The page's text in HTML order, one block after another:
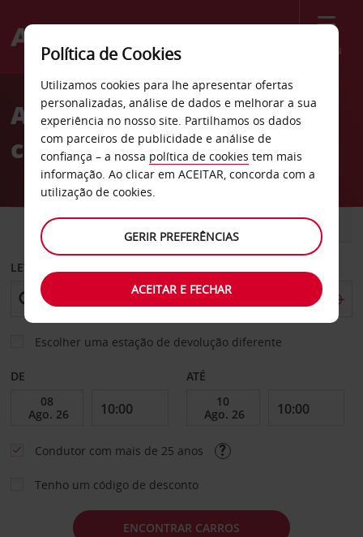
Menu
Welcome
AvisAluguer de
carros Quakenbrueck
CARRO COMERCIAIS
LEVANTAR EM
Escolher uma estação de devolução diferente
DE ATÉ
Condutor com mais de 25 anos
Tenho um código de desconto
ENCONTRAR CARROS
Política de Cookies
Utilizamos cookies para lhe apresentar ofertas
personalizadas, análise de dados e melhorar a sua
experiência no nosso site. Partilhamos os dados
com parceiros de publicidade e análise de
confiança – a nossa política de cookies tem mais
informação. Ao clicar em ACEITAR, concorda com a
utilização de cookies.
GERIR PREFERÊNCIAS
ACEITAR E FECHAR